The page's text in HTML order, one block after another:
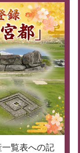
一覧表への記